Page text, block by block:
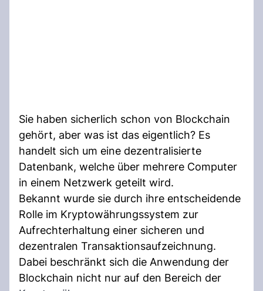
Sie haben sicherlich schon von Blockchain
gehört, aber was ist das eigentlich? Es
handelt sich um eine dezentralisierte
Datenbank, welche über mehrere Computer
in einem Netzwerk geteilt wird.
Bekannt wurde sie durch ihre entscheidende
Rolle im Kryptowährungssystem zur
Aufrechterhaltung einer sicheren und
dezentralen Transaktionsaufzeichnung.
Dabei beschränkt sich die Anwendung der
Blockchain nicht nur auf den Bereich der